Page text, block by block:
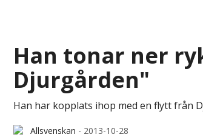
Han tonar ner
Djurgården"
Han har kopplats ihop med en flytt från
Allsvenskan - 2013-10-28